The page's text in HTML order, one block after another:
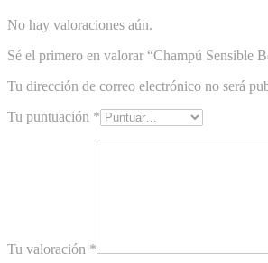
No hay valoraciones aún.
Sé el primero en valorar “Champú Sensible
Tu dirección de correo electrónico no será
Tu puntuación *
Tu valoración *